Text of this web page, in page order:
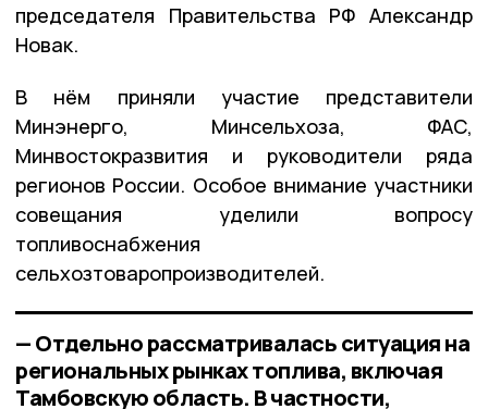
председателя Правительства РФ Александр
Новак.
В нём приняли участие представители
Минэнерго, Минсельхоза, ФАС,
Минвостокразвития и руководители ряда
регионов России. Особое внимание участники
совещания уделили вопросу
топливоснабжения
сельхозтоваропроизводителей.
— Отдельно рассматривалась ситуация на
региональных рынках топлива, включая
Тамбовскую область. В частности,